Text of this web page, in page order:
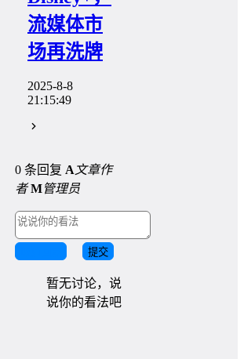
流媒体市
场再洗牌
2025-8-8
21:15:49
0 条回复 A 文章作
者 M管理员
提交
暂无讨论，说
说你的看法吧